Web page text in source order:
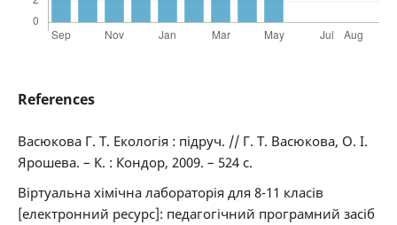
References
Васюкова Г. Т. Екологія : підруч. // Г. Т. Васюкова, О. І.
Ярошева. – К. : Кондор, 2009. – 524 с.
Віртуальна хімічна лабораторія для 8-11 класів
[електронний ресурс]: педагогічний програмний засіб